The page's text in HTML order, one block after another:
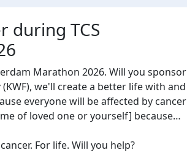
during TCS
Marathon 2026. Will you sponsor
we'll create a better life with and
everyone will be affected by cancer
of loved one or yourself] because…
For life. Will you help?